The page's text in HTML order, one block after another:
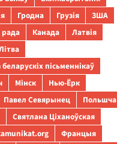
Гродна Грузія
ЗША
Канада
Латвія
пісьменнікаў
Мінск
Нью-Ёрк
Павел Севярынец
Польшча
Святлана Ціханоўская
Францыя